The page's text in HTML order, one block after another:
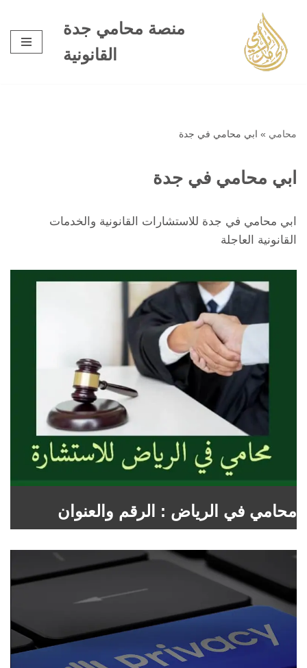
تخطى
إلى
المحتوى
منصة محامي جدة
القانونية
محامي » ابي محامي في جدة
ابي محامي في جدة
ابي محامي في جدة للاستشارات القانونية والخدمات
القانونية العاجلة
محامي في الرياض : الرقم والعنوان